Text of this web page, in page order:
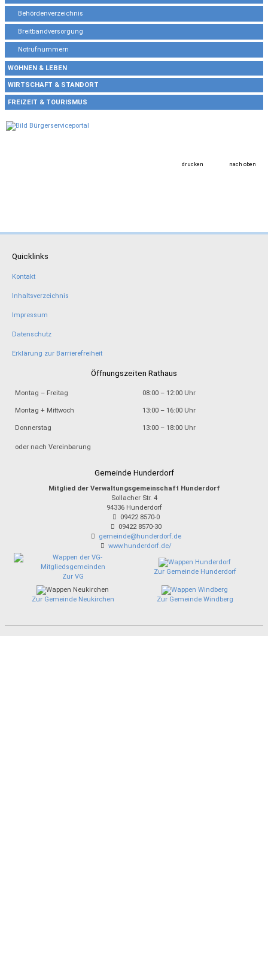
Behördenverzeichnis
Breitbandversorgung
Notrufnummern
WOHNEN & LEBEN
WIRTSCHAFT & STANDORT
FREIZEIT & TOURISMUS
drucken nach oben
Quicklinks
Kontakt
Inhaltsverzeichnis
Impressum
Datenschutz
Erklärung zur Barrierefreiheit
Öffnungszeiten Rathaus
Montag – Freitag 08:00 – 12:00 Uhr
Montag + Mittwoch 13:00 – 16:00 Uhr
Donnerstag 13:00 – 18:00 Uhr
oder nach Vereinbarung
Gemeinde Hunderdorf
Mitglied der Verwaltungsgemeinschaft Hunderdorf
Sollacher Str. 4
94336 Hunderdorf
09422 8570-0
09422 8570-30
gemeinde@hunderdorf.de
www.hunderdorf.de/
Zur VG
Zur Gemeinde Hunderdorf
Zur Gemeinde Neukirchen Zur Gemeinde Windberg